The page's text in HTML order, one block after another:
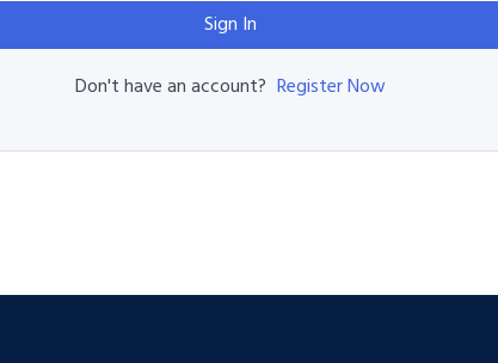
Sign In
Don't have an account? Register Now